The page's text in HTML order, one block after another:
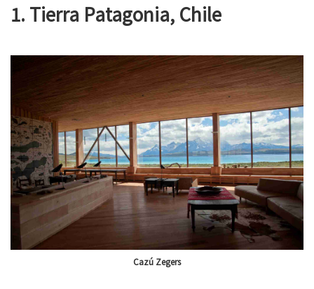
1. Tierra Patagonia, Chile
Cazú Zegers